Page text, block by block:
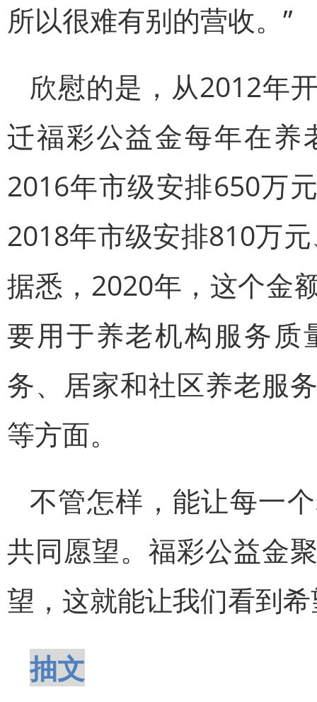
所以很难有别的营收。”
欣慰的是，从2012年
迁福彩公益金每年在养
2016年市级安排650万
2018年市级安排810万
据悉，2020年，这个金
要用于养老机构服务质
务、居家和社区养老服
等方面。
不管怎样，能让每一
共同愿望。福彩公益金
望，这就能让我们看到
抽文